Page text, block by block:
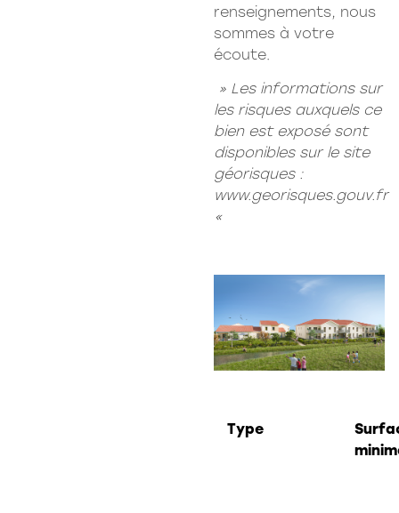
renseignements, nous
sommes à votre
écoute.
» Les informations sur
les risques auxquels ce
bien est exposé sont
disponibles sur le site
géorisques :
www.georisques.gouv.fr
«
Type